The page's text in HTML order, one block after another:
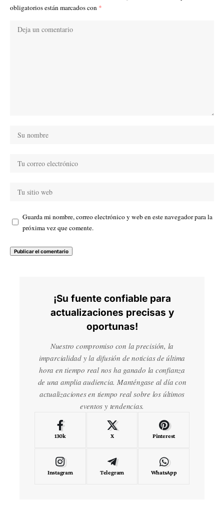
obligatorios están marcados con *
Guarda mi nombre, correo electrónico y web en este navegador para la
próxima vez que comente.
¡Su fuente confiable para
actualizaciones precisas y
oportunas!
Nuestro compromiso con la precisión, la
imparcialidad y la difusión de noticias de última
hora en tiempo real nos ha ganado la confianza
de una amplia audiencia. Manténgase al día con
actualizaciones en tiempo real sobre los últimos
eventos y tendencias.
130k X Pinterest
Instagram Telegram WhatsApp